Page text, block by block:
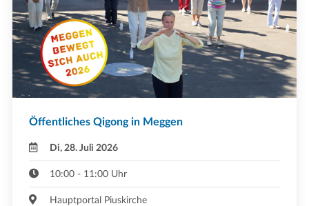
Öffentliches Qigong in Meggen
Di, 28. Juli 2026
10:00 - 11:00 Uhr
Hauptportal Piuskirche